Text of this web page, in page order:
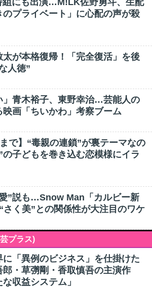
プライベート」に心配の声が殺
が本格復帰！「完全復活」を後
人徳”
」青木裕子、東野幸治…芸能人の
映画「ちいかわ」考察ブーム
で】“毒親の連鎖”が裏テーマなの
子どもを巻き込む恋模様にイラ
”説も…Snow Man「カルビー新
さく美”との関係性が大注目のワケ
プラス)
に「異例のビジネス」を仕掛けた
郎・草彅剛・香取慎吾の主演作
な収益システム」